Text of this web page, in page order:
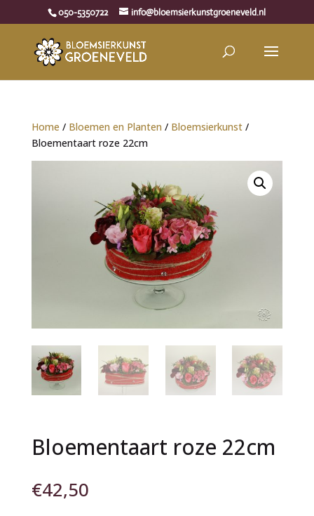
050-5350722 info@bloemsierkunstgroeneveld.nl
Home / Bloemen en Planten / Bloemsierkunst/
Bloementaart roze 22cm
Bloementaart roze 22cm
€42,50